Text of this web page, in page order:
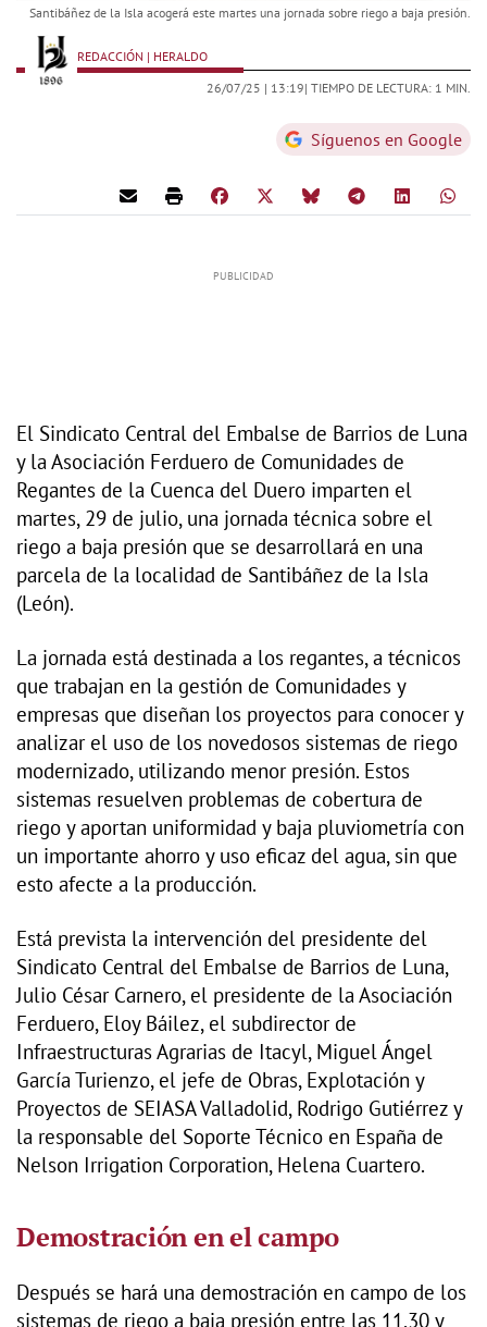
Santibáñez de la Isla acogerá este martes una jornada sobre riego a baja presión.
REDACCIÓN | HERALDO
26/07/25 | 13:19| TIEMPO DE LECTURA: 1 MIN.
Síguenos en Google
El Sindicato Central del Embalse de Barrios de Luna
y la Asociación Ferduero de Comunidades de
Regantes de la Cuenca del Duero imparten el
martes, 29 de julio, una jornada técnica sobre el
riego a baja presión que se desarrollará en una
parcela de la localidad de Santibáñez de la Isla
(León).
La jornada está destinada a los regantes, a técnicos
que trabajan en la gestión de Comunidades y
empresas que diseñan los proyectos para conocer y
analizar el uso de los novedosos sistemas de riego
modernizado, utilizando menor presión. Estos
sistemas resuelven problemas de cobertura de
riego y aportan uniformidad y baja pluviometría con
un importante ahorro y uso eficaz del agua, sin que
esto afecte a la producción.
Está prevista la intervención del presidente del
Sindicato Central del Embalse de Barrios de Luna,
Julio César Carnero, el presidente de la Asociación
Ferduero, Eloy Báilez, el subdirector de
Infraestructuras Agrarias de Itacyl, Miguel Ángel
García Turienzo, el jefe de Obras, Explotación y
Proyectos de SEIASA Valladolid, Rodrigo Gutiérrez y
la responsable del Soporte Técnico en España de
Nelson Irrigation Corporation, Helena Cuartero.
Demostración en el campo
Después se hará una demostración en campo de los
sistemas de riego a baja presión entre las 11.30 y